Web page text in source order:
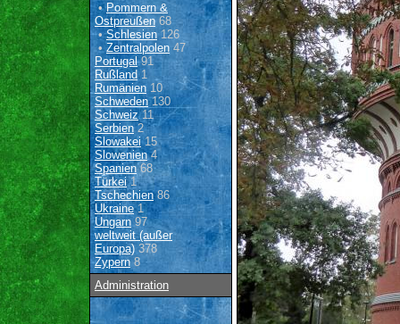
•Pommern &
Ostpreußen 68
•Schlesien 126
• Zentralpolen 47
Portugal91
Rußland1
Rumänien 10
Schweden130
Schweiz11
Serbien2
Slowakei15
Slowenien4
Spanien68
Türkei1
Tschechien86
Ukraine1
Ungarn 97
weltweit (außer
Europa) 378
Zypern 8
Administration